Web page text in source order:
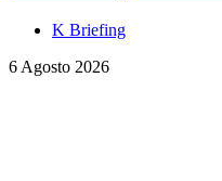
K Briefing
6 Agosto 2026